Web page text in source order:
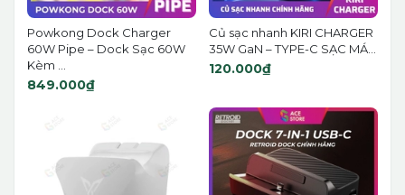
Powkong Dock Charger
60W Pipe – Dock Sạc 60W
Kèm ...
849.000₫
Củ sạc nhanh KIRI CHARGER
35W GaN – TYPE-C SẠC MÁ...
120.000₫